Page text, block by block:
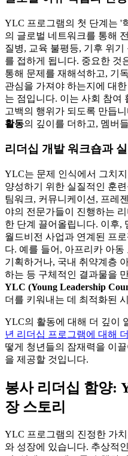
YLC 프로그램의 첫 단계는 '
의 글로벌 네트워크를 통해
질병, 교육 불평등, 기후 위
를 접하게 됩니다. 중요한 것
통해 문제를 재해석하고, 기
관심을 가져야 하는지에 대
는 점입니다. 이는 사회 참여
고백의 행위가 되도록 만듭
활동의 깊이를 더하고, 멤버
리더십 개발 워크숍과
YLC는 문제 인식에서 그치
양성하기 위한 실질적인 훈
팀워크, 커뮤니케이션, 프레
야의 전문가들이 진행하는
한 단계 끌어올립니다. 이후,
월드비전 사업과 연계된 프
다. 예를 들어, 아프리카 아
기획하거나, 국내 취약계층
하는 등 구체적인 결과물을
YLC (Young Leadership
더를 키워내는 데 최적화된
YLC의 활동에 대해 더 깊이
년 리더십 프로그램에 대해
떻게 청년들의 잠재력을 이
을 제공할 것입니다.
봉사 리더십 함양:
장 스토리
YLC 프로그램의 진정한 가
와 성장에 있습니다. 추상적